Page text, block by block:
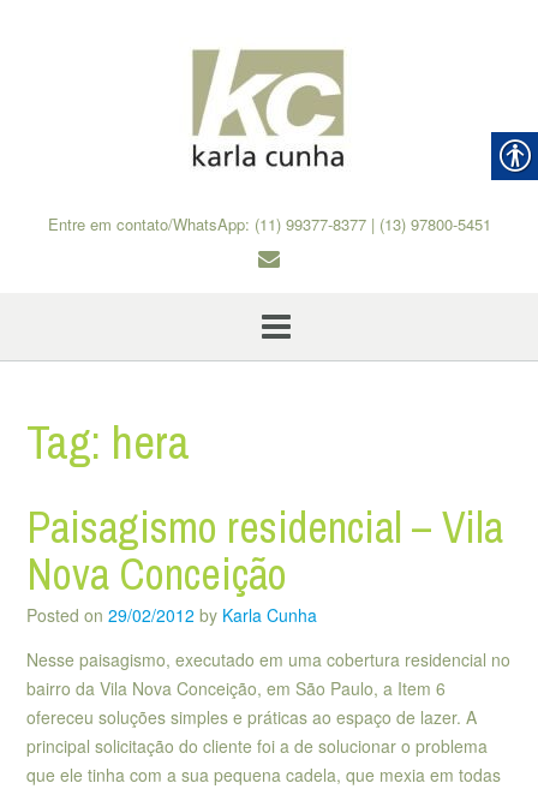
Entre em contato/WhatsApp: (11) 99377-8377 | (13) 97800-5451
Tag: hera
Paisagismo residencial – Vila
Nova Conceição
Posted on 29/02/2012 by Karla Cunha
Nesse paisagismo, executado em uma cobertura residencial no
bairro da Vila Nova Conceição, em São Paulo, a Item 6
ofereceu soluções simples e práticas ao espaço de lazer. A
principal solicitação do cliente foi a de solucionar o problema
que ele tinha com a sua pequena cadela, que mexia em todas